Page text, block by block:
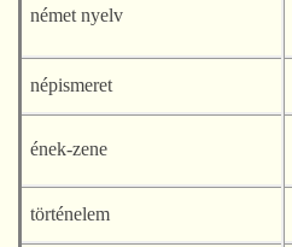
német nyelv
népismeret
ének-zene
történelem